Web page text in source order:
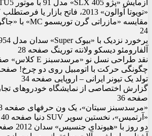
آزمایش «پژو 405 SLX» مدل 91 با موتور TU5 صفحه 20
«تویوتا آوالون» 2013، فاتح بازار یا فرصت‏طلب ؟ صفحه 22
24
برخورد نزدیک با «بیوک Super» سدان مدل 1954 صفحه 26
آلفارومئو دیسکو ولانته تورینگ صفحه 28
نقد طراحی نسل نو «مرسدس‏بنز E کلاس» صفحه 30
چگونگی حرکت با اتومبیل روی دو چرخ! صفحه
تولد یک تیونر ایرانی – اروپایی صفحه 34
صفحه 36
«مرسدس‏بنز سیتان»، یک ون حرفه‏ای صفحه 38
«آرتمیس»، نخستین سوپر SUV دنیا صفحه 40
دو روز با «هیوندای جنسیس» سدان 2012 صفحه 42